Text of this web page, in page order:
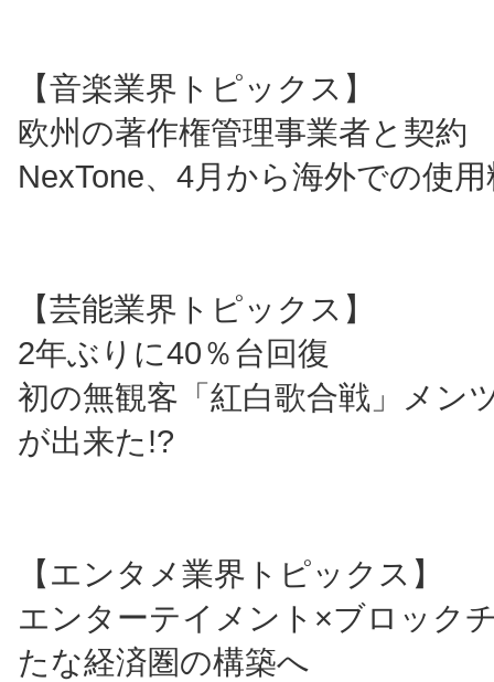
【音楽業界トピックス】
欧州の著作権管理事業者と契約
NexTone、4月から海外での使
【芸能業界トピックス】
2年ぶりに40％台回復
初の無観客「紅白歌合戦」メン
が出来た!?
【エンタメ業界トピックス】
エンターテイメント×ブロック
たな経済圏の構築へ